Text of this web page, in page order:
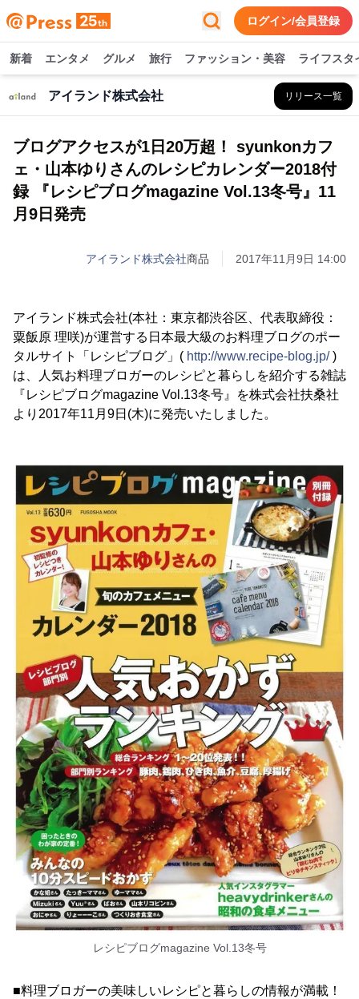
ログイン/会員登録
新着 エンタメ グルメ 旅行 ファッション・美容 ライフスタ
アイランド株式会社 リリース一覧
ブログアクセスが1日20万超！ syunkonカフ
ェ・山本ゆりさんのレシピカレンダー2018付
録 『レシピブログmagazine Vol.13冬号』11
月9日発売
アイランド株式会社商品 2017年11月9日 14:00
アイランド株式会社(本社：東京都渋谷区、代表取締役：
粟飯原 理咲)が運営する日本最大級のお料理ブログのポー
タルサイト「レシピブログ」( http://www.recipe-blog.jp/)
は、人気お料理ブロガーのレシピと暮らしを紹介する雑誌
『レシピブログmagazine Vol.13冬号』を株式会社扶桑社
より2017年11月9日(木)に発売いたしました。
レシピブログmagazine Vol.13冬号
■料理ブロガーの美味しいレシピと暮らしの情報が満載！